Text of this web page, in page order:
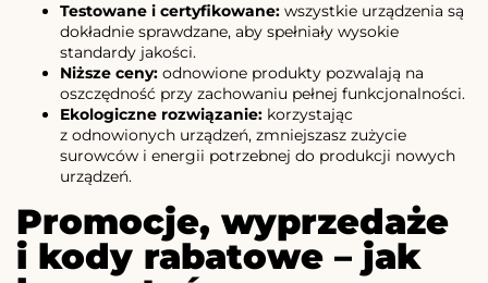
Testowane i certyfikowane: wszystkie urządzenia są
dokładnie sprawdzane, aby spełniały wysokie
standardy jakości.
Niższe ceny: odnowione produkty pozwalają na
oszczędność przy zachowaniu pełnej funkcjonalności.
Ekologiczne rozwiązanie: korzystając
z odnowionych urządzeń, zmniejszasz zużycie
surowców i energii potrzebnej do produkcji nowych
urządzeń.
Promocje, wyprzedaże
i kody rabatowe – jak